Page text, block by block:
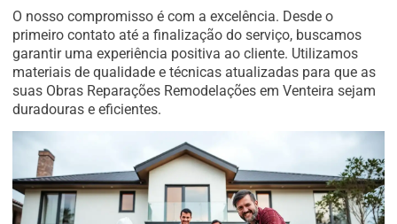
O nosso compromisso é com a excelência. Desde o
primeiro contato até a finalização do serviço, buscamos
garantir uma experiência positiva ao cliente. Utilizamos
materiais de qualidade e técnicas atualizadas para que as
suas Obras Reparações Remodelações em Venteira sejam
duradouras e eficientes.